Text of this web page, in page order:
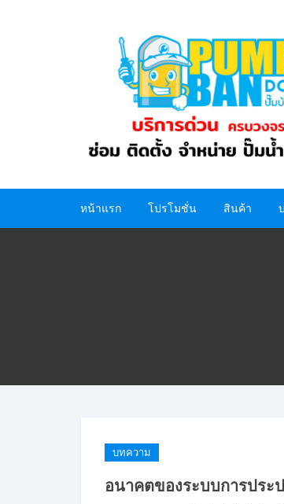
หน้าแรก โปรโมชั่น สินค้า
บทความ
อนาคตของระบบการปร